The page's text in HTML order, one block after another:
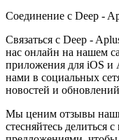
Соединение с Deep -
Связаться с Deep -
нас онлайн на нашем
приложения для iOS и
нами в социальных
новостей и
Мы ценим отзывы
стесняйтесь